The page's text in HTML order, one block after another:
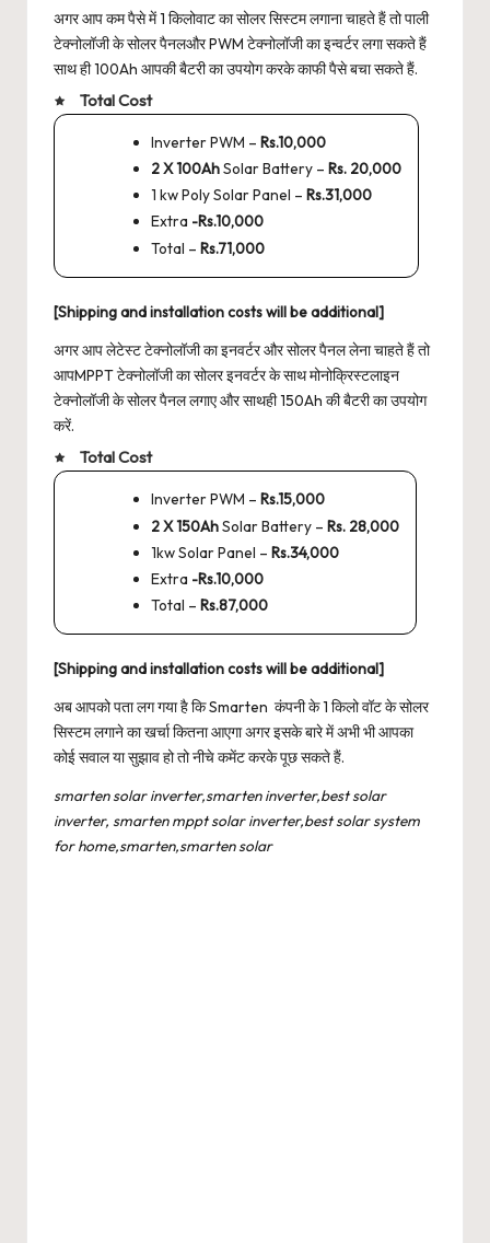
अगर आप कम पैसे में 1 किलोवाट का सोलर सिस्टम लगाना चाहते हैं तो पाली
टेक्नोलॉजी के सोलर पैनलऔर PWM टेक्नोलॉजी का इन्वर्टर लगा सकते हैं
साथ ही 100Ah आपकी बैटरी का उपयोग करके काफी पैसे बचा सकते हैं.
Total Cost
Inverter PWM – Rs.10,000
2 X 100AhSolar Battery – Rs. 20,000
1 kw Poly Solar Panel – Rs.31,000
Extra -Rs.10,000
Total – Rs.71,000
[Shipping and installation costs will be additional]
अगर आप लेटेस्ट टेक्नोलॉजी का इनवर्टर और सोलर पैनल लेना चाहते हैं तो
आपMPPT टेक्नोलॉजी का सोलर इनवर्टर के साथ मोनोक्रिस्टलाइन
टेक्नोलॉजी के सोलर पैनल लगाए और साथही 150Ah की बैटरी का उपयोग
करें.
Total Cost
Inverter PWM – Rs.15,000
2 X 150AhSolar Battery – Rs. 28,000
1kw Solar Panel – Rs.34,000
Extra -Rs.10,000
Total – Rs.87,000
[Shipping and installation costs will be additional]
अब आपको पता लग गया है कि Smarten कंपनी के 1 किलो वॉट के सोलर
सिस्टम लगाने का खर्चा कितना आएगा अगर इसके बारे में अभी भी आपका
कोई सवाल या सुझाव हो तो नीचे कमेंट करके पूछ सकते हैं.
smarten solar inverter,smarten inverter,best solar
inverter, smarten mppt solar inverter,best solar system
for home,smarten,smarten solar